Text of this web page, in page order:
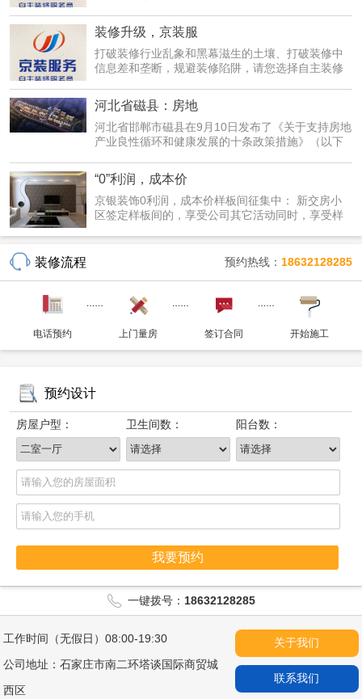
装修升级，京装服
打破装修行业乱象和黑幕滋生的土壤、打破装修中
信息差和垄断，规避装修陷阱，请您选择自主装修
河北省磁县：房地
河北省邯郸市磁县在9月10日发布了《关于支持房地
产业良性循环和健康发展的十条政策措施》（以下
“0”利润，成本价
京银装饰0利润，成本价样板间征集中： 新交房小
区签定样板间的，享受公司其它活动同时，享受样
装修流程 预约热线： 18632128285
电话预约 上门量房 签订合同 开始施工
预约设计
房屋户型： 卫生间数： 阳台数：
我要预约
一键拨号： 18632128285
工作时间（无假日）08:00-19:30
公司地址：石家庄市南二环塔谈国际商贸城
西区
关于我们
联系我们